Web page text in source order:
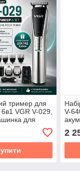
тример для
VGR V-029,
для
для носа
V-
2